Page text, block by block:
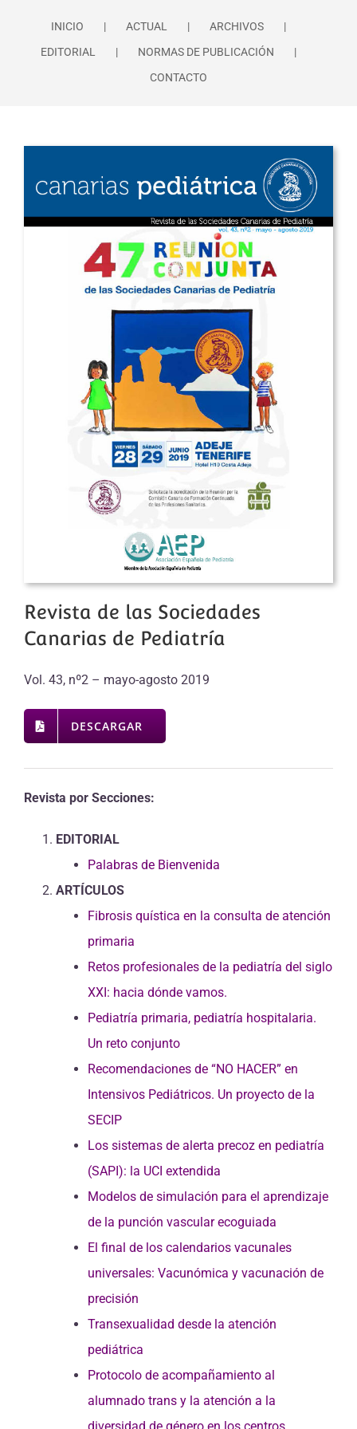
INICIO ACTUAL
ARCHIVOS
EDITORIAL
NORMAS DE PUBLICACIÓN
CONTACTO
Revista de las Sociedades
Canarias de Pediatría
Vol. 43, nº2 – mayo-agosto 2019
DESCARGAR
Revista por Secciones:
EDITORIAL
Palabras de Bienvenida
ARTÍCULOS
Fibrosis quística en la consulta de atención
primaria
Retos profesionales de la pediatría del siglo
XXI: hacia dónde vamos.
Pediatría primaria, pediatría hospitalaria.
Un reto conjunto
Recomendaciones de “NO HACER” en
Intensivos Pediátricos. Un proyecto de la
SECIP
Los sistemas de alerta precoz en pediatría
(SAPI): la UCI extendida
Modelos de simulación para el aprendizaje
de la punción vascular ecoguiada
El final de los calendarios vacunales
universales: Vacunómica y vacunación de
precisión
Transexualidad desde la atención
pediátrica
Protocolo de acompañamiento al
alumnado trans y la atención a la